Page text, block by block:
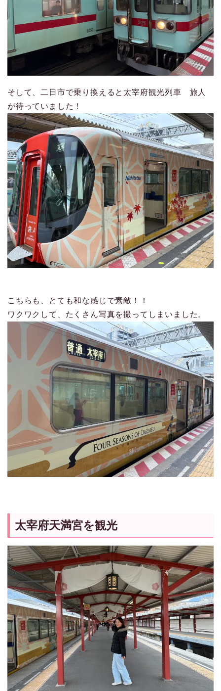
そして、二日市で乗り換えると太宰府観光列車 旅人
が待っていました！
こちらも、とても和な感じで素敵！！
ワクワクして、たくさん写真を撮ってしまいました。
太宰府天満宮を観光